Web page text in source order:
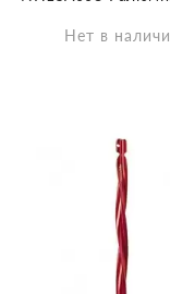
зелёный,Нет в